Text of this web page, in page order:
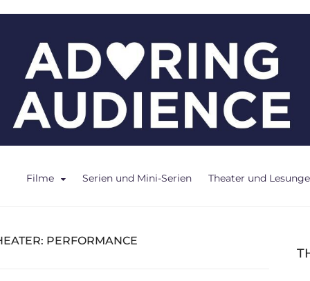
Filme Serien und Mini-Serien Theater und
PERFORMANCE